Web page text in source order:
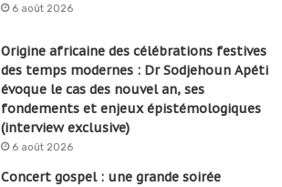
6 août 2026
Origine africaine des célébrations festives
des temps modernes : Dr Sodjehoun Apéti
évoque le cas des nouvel an, ses
fondements et enjeux épistémologiques
(interview exclusive)
6 août 2026
Concert gospel : une grande soirée